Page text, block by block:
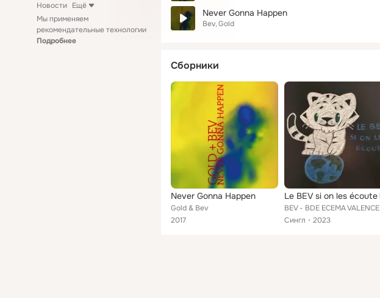
Новости Ещё
Мы применяем
рекомендательные технологии
Подробнее
Never Gonna Happen
Bev Gold
Сборники
Never Gonna Happen
Gold & Bev
2017
Le BEV si on les écoute
BEV - BDE ECEMA VALENCE
Сингл
2023